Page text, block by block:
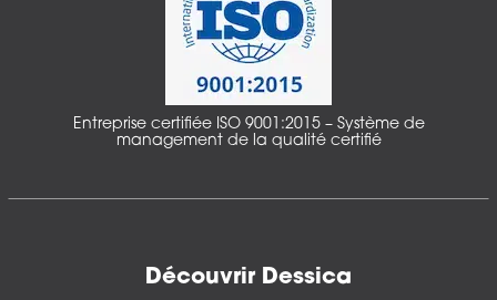
Entreprise certifiée ISO 9001:2015 – Système de
management de la qualité certifié
Découvrir Dessica